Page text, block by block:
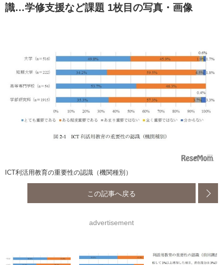
識…学修支援など課題 1枚目の写真・画像
ICT利活用教育の重要性の認識（機関種別）
この記事へ戻る
advertisement